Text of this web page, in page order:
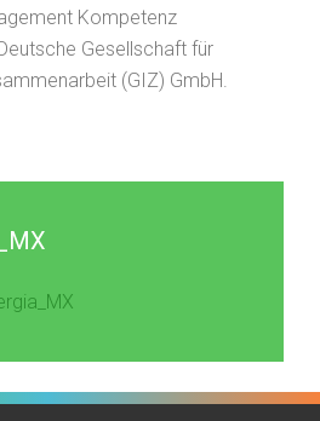
Kompetenz
Gesellschaft für
(GIZ) GmbH.